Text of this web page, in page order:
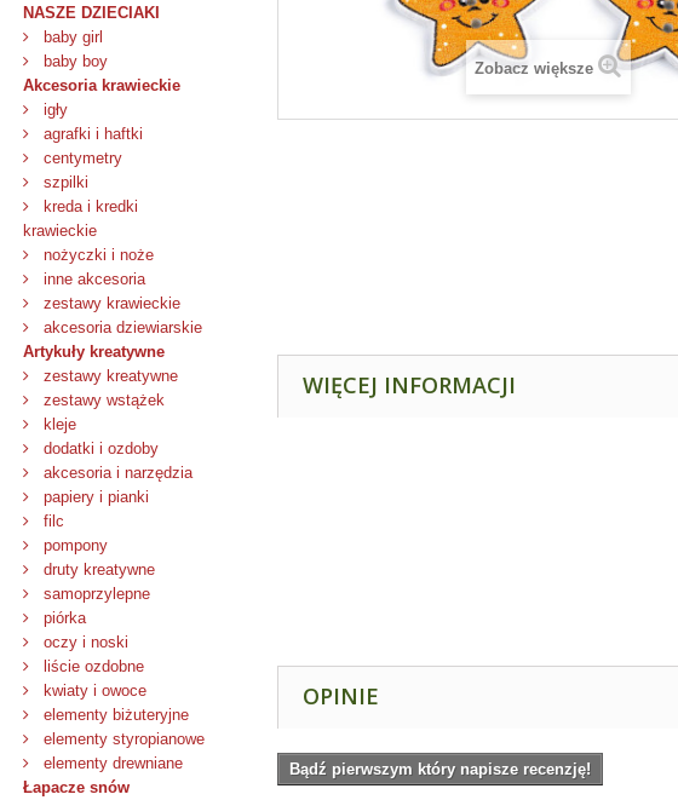
NASZE DZIECIAKI
baby girl
baby boy
Akcesoria krawieckie
igły
agrafki i haftki
centymetry
szpilki
kreda i kredki
krawieckie
nożyczki i noże
inne akcesoria
zestawy krawieckie
akcesoria dziewiarskie
Artykuły kreatywne
zestawy kreatywne
zestawy wstążek
kleje
dodatki i ozdoby
akcesoria i narzędzia
papiery i pianki
filc
pompony
druty kreatywne
samoprzylepne
piórka
oczy i noski
liście ozdobne
kwiaty i owoce
elementy biżuteryjne
elementy styropianowe
elementy drewniane
Łapacze snów
Zobacz większe
WIĘCEJ INFORMACJI
OPINIE
Bądź pierwszym który napisze recenzję!